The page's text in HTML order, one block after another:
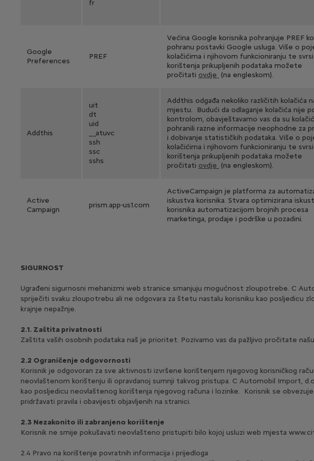
fr
Google
Preferences
PREF
Većina Google korisnika pohranjuje PREF
pohranu postavki Google usluga. Više o
kolačićima i njihovom funkcioniranju te svrsi
korištenja prikupljenih podataka možete
pročitati ovdje (na engleskom).
Addthis
uit
dt
uid
__atuvc
ssh
ssc
sshs
Addthis odgađa nekoliko različitih kolačića
mjestu. Budući da odlaganje kolačića nije
kontrolom, obavještavamo vas da su
pohranili razne informacije neophodne za
i dobivanje statističkih podataka. Više o
kolačićima i njihovom funkcioniranju te svrsi
korištenja prikupljenih podataka možete
pročitati ovdje (na engleskom).
Active
Campaign
prism.app-us1.com
ActiveCampaign je platforma za
iskustva korisnika. Stvara optimizirana
korisnika automatizacijom brojnih procesa
marketinga, prodaje i podrške u pozadini.
SIGURNOST
Ugrađeni sigurnosni mehanizmi web stranice smanjuju mogućnost zloupotrebe. C
spriječiti svaku zloupotrebu ali ne odgovara za štetu nastalu korisniku kao posljedicu
krajnje nepažnje.
2.1. Zaštita privatnosti
Zaštita vaših osobnih podataka naš je prioritet. Pozivamo vas da pažljivo pročitate našu
2.2 Ograničenje odgovornosti
Korisnik je odgovoran za sve aktivnosti izvršene korištenjem njegovog korisničkog
neovlaštenom korištenju ili opravdanoj sumnji takvog pristupa. C Automobil Import,
kao posljedicu neovlaštenog korištenja njegovog računa i lozinke. Korisnik se
pridržavati pravila i obavijesti objavljenih na stranici.
2.3 Nezakonito ili zabranjeno korištenje
Korisnik ne smije pokušavati neovlašteno pristupiti bilo kojoj usluzi web mjesta
2.4 Pravo na korištenje povratnih informacija i prijedloga